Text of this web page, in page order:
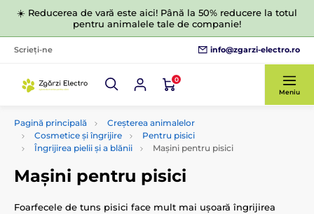
☀️ Reducerea de vară este aici! Până la 50% reducere la totul
pentru animalele tale de companie!
Scrieți-ne info@zgarzi-electro.ro
0
Meniu
Pagină principală
Creșterea animalelor
Cosmetice și îngrijire
Pentru pisici
Îngrijirea pielii și a blănii
Mașini pentru pisici
Mașini pentru pisici
Foarfecele de tuns pisici face mult mai ușoară îngrijirea